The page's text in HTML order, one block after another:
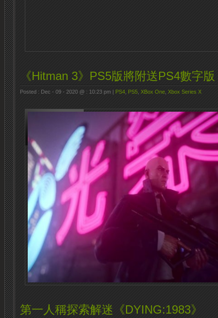
《Hitman 3》PS5版將附送PS4數字版
Posted : Dec - 09 - 2020 @ : 10:23 pm | PS4 PS5 XBox One Xbox Series X
第一人稱探索解迷《DYING:1983》